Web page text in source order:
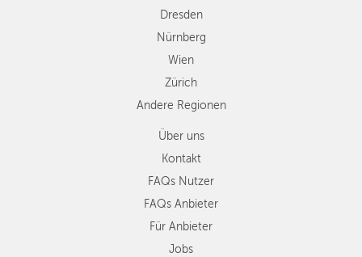
Dresden
Nürnberg
Wien
Zürich
Andere Regionen
Über uns
Kontakt
FAQs Nutzer
FAQs Anbieter
Für Anbieter
Jobs